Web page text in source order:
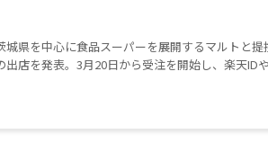
城県を中心に食品スーパーを展開するマルトと
出店を発表。3月20日から受注を開始し、楽天